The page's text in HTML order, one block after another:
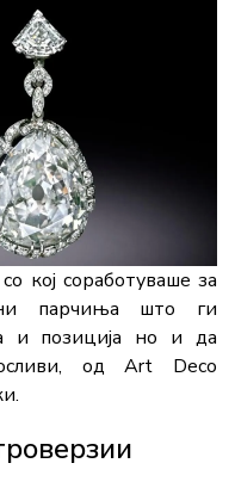
кој соработуваше за
парчиња што ги
и позиција но и да
од Art Deco